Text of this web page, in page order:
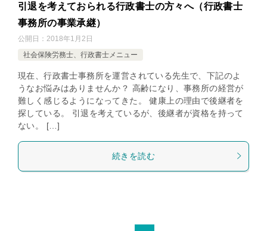
引退を考えておられる行政書士の方々へ（行政書士
事務所の事業承継）
公開日： 2018年1月2日
社会保険労務士、行政書士メニュー
現在、行政書士事務所を運営されている先生で、下記のよ
うなお悩みはありませんか？ 高齢になり、事務所の経営が
難しく感じるようになってきた。 健康上の理由で後継者を
探している。 引退を考えているが、後継者が資格を持って
ない。 […]
続きを読む